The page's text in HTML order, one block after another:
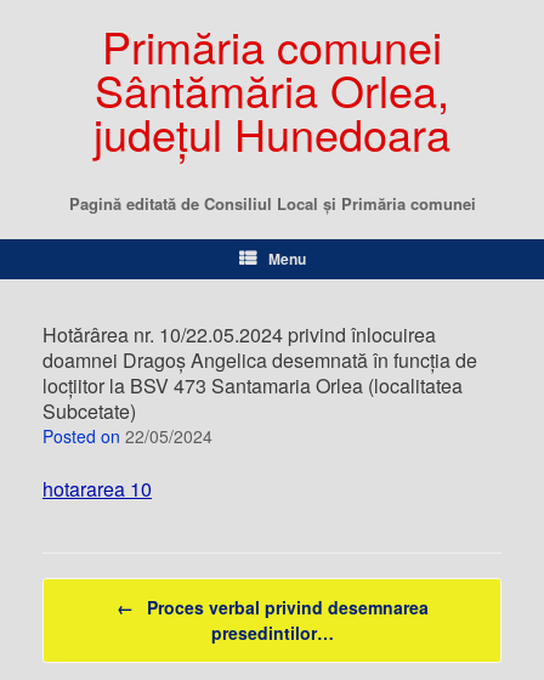
Primăria comunei
Sântămăria Orlea,
județul Hunedoara
Pagină editată de Consiliul Local şi Primăria comunei
Menu
Hotărârea nr. 10/22.05.2024 privind înlocuirea
doamnei Dragoș Angelica desemnată în funcția de
locțiitor la BSV 473 Santamaria Orlea (localitatea
Subcetate)
Posted on 22/05/2024
hotararea 10
Post navigation
←
Proces verbal privind desemnarea
presedintilor…